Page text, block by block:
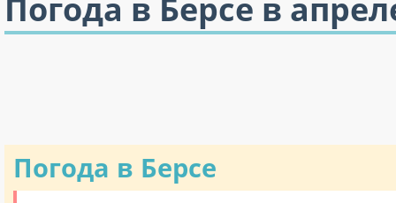
Погода в Берсе в
Погода в Берсе